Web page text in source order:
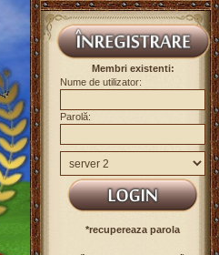
Membri existenti:
Nume de utilizator:
Parolă:
*recupereaza parola